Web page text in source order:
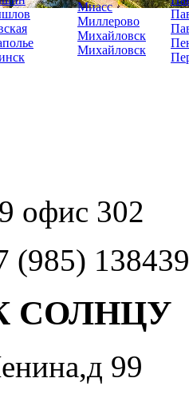
Миасс
Миллерово
Михайловск
Михайловск
офис 302
(985)
СОЛНЦУ
99